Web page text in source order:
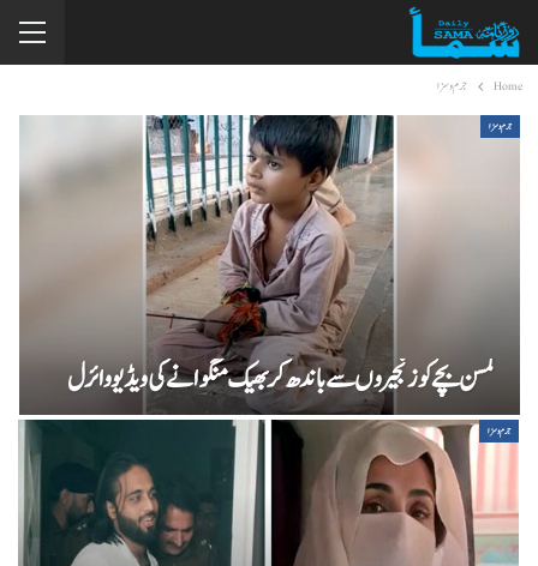
Home جرم و سزا
جرم و سزا
کمسن بچے کو زنجیروں سے باندھ کر بھیک منگوانے کی ویڈیو وائرل
جرم و سزا